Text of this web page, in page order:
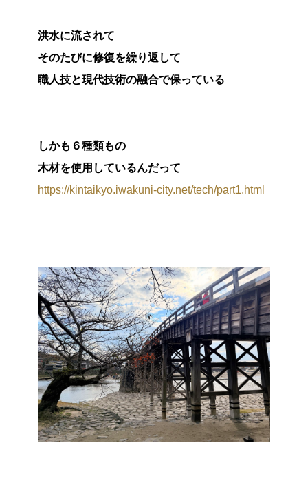
洪水に流されて
そのたびに修復を繰り返して
職人技と現代技術の融合で保っている
しかも６種類もの
木材を使用しているんだって
https://kintaikyo.iwakuni-city.net/tech/part1.html